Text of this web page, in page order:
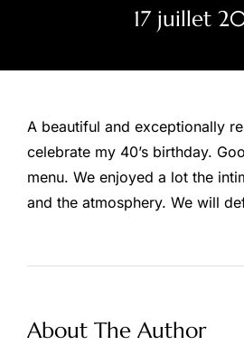
17 juillet
A beautiful and exceptionally
celebrate my 40’s birthday.
menu. We enjoyed a lot the
and the atmosphery. We will
About The Author